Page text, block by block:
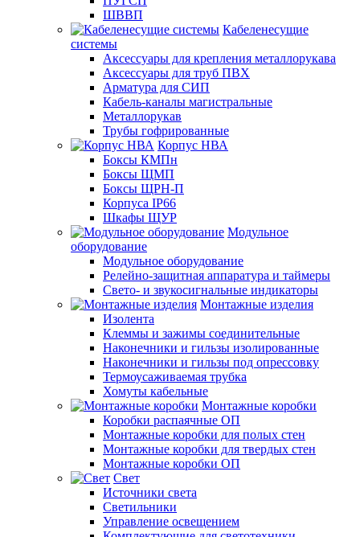
ШВВП
Кабеленесущие
системы
Аксессуары для крепления металлорукава
Аксессуары для труб ПВХ
Арматура для СИП
Кабель-каналы магистральные
Металлорукав
Трубы гофрированные
Корпус НВА
Боксы КМПн
Боксы ЩМП
Боксы ЩРН-П
Корпуса IP66
Шкафы ЩУР
Модульное
оборудование
Модульное оборудование
Релейно-защитная аппаратура и таймеры
Свето- и звукосигнальные индикаторы
Монтажные изделия
Изолента
Клеммы и зажимы соединительные
Наконечники и гильзы изолированные
Наконечники и гильзы под опрессовку
Термоусаживаемая трубка
Хомуты кабельные
Монтажные коробки
Коробки распаячные ОП
Монтажные коробки для полых стен
Монтажные коробки для твердых стен
Монтажные коробки ОП
Свет
Источники света
Светильники
Управление освещением